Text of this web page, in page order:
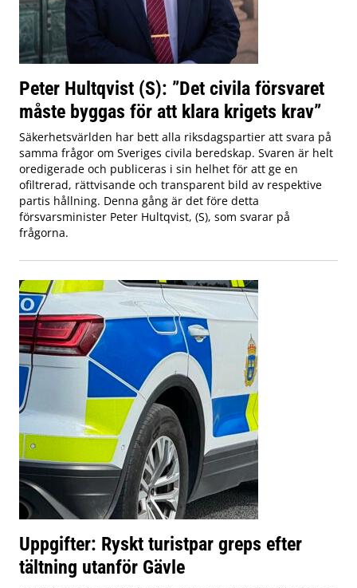
Peter Hultqvist (S): ”Det civila försvaret
måste byggas för att klara krigets krav”
Säkerhetsvärlden har bett alla riksdagspartier att svara på
samma frågor om Sveriges civila beredskap. Svaren är helt
oredigerade och publiceras i sin helhet för att ge en
ofiltrerad, rättvisande och transparent bild av respektive
partis hållning. Denna gång är det före detta
försvarsminister Peter Hultqvist, (S), som svarar på
frågorna.
Uppgifter: Ryskt turistpar greps efter
tältning utanför Gävle